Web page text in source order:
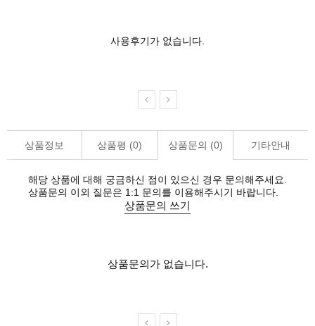
사용후기가 없습니다.
상품정보 상품평 (0) 상품문의 (0) 기타안내
해당 상품에 대해 궁금하신 점이 있으신 경우 문의해주세요.
상품문의 이외 질문은 1:1 문의를 이용해주시기 바랍니다.
상품문의 쓰기
상품문의가 없습니다.